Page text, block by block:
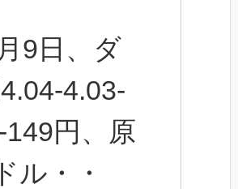
9日、ダ
4.03-
円、原
ル・・